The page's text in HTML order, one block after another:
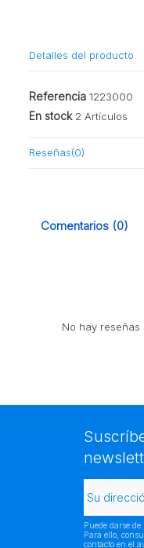
Detalles del producto
Referencia 1223000
En stock 2 Artículos
Reseñas(0)
Comentarios (0)
No hay reseñas
Puede darse
Para ello,
contacto en el